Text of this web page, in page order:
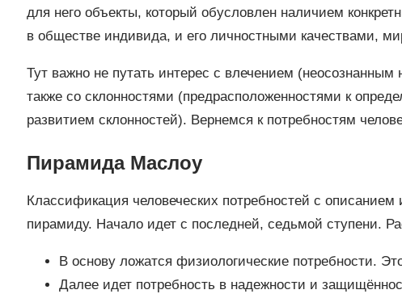
для него объекты, который обусловлен наличием
в обществе индивида, и его личностными качествами,
Тут важно не путать интерес с влечением
также со склонностями (предрасположенностями к
развитием склонностей). Вернемся к потребностям
Пирамида Маслоу
Классификация человеческих потребностей с
пирамиду. Начало идет с последней, седьмой ступени.
В основу ложатся физиологические потребности.
Далее идет потребность в надежности и